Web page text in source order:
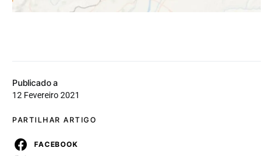
Publicado a
12 Fevereiro 2021
PARTILHAR ARTIGO
FACEBOOK